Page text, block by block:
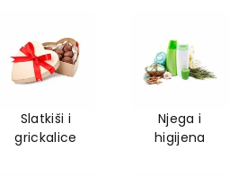
Slatkiši i
grickalice
Njega i
higijena